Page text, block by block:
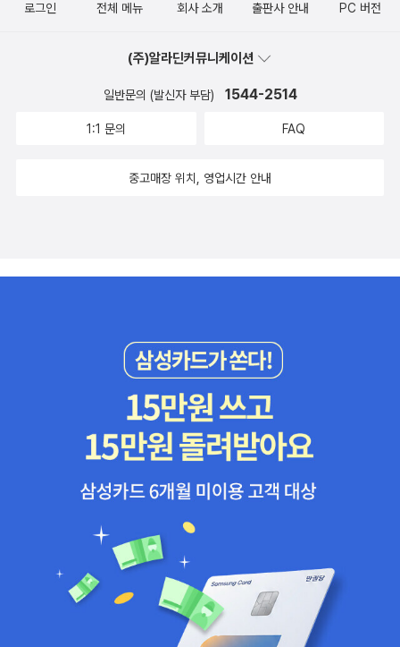
로그인 전체 메뉴 회사 소개 출판사 안내 PC 버전
(주)알라딘커뮤니케이션
일반문의 (발신자 부담) 1544-2514
1:1 문의 FAQ
중고매장 위치, 영업시간 안내